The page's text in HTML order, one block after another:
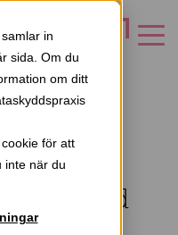
in
sida. Om du
om ditt
för att
inte när du
KONTAKTA OSS
med